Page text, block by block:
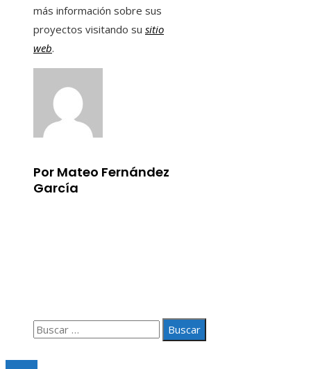
más información sobre sus
proyectos visitando su sitio
web.
Por Mateo Fernández
García
Buscar: